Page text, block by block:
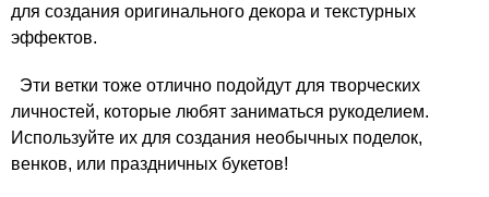
для создания оригинального декора и текстурных
эффектов.
Эти ветки тоже отлично подойдут для творческих
личностей, которые любят заниматься рукоделием.
Используйте их для создания необычных поделок,
венков, или праздничных букетов!